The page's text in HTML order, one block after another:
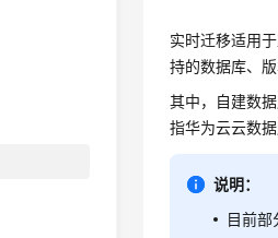
实时迁移适用
持的数据库、
其中，自建数
指华为云云数
说明：
目前部